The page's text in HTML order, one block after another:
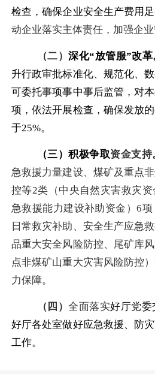
检查，确保企业安全生产费用
动企业落实主体责任，加强企业
（二）深化“放管服”改革
升行政审批标准化、规范化、
可委托事项事中事后监管，对
项，依法开展检查，确保发放
于25%。
（三）积极争取资金支持
急救援力量建设、煤矿及重点
控等2类（中央自然灾害救灾
急救援能力建设补助资金）6项
日常救灾补助、安全生产应急
品重大安全风险防控、尾矿库
点非煤矿山重大灾害风险防控
力保障。
（四）全面落实好厅党委
好厅各处室做好应急救援、防
工作。